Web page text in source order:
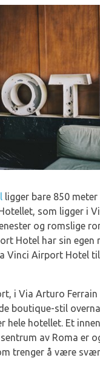
ligger bare 850
som ligger i
og romslige
Hotel har sin egen
Vinci Airport Hotel
i Via Arturo
boutique-stil
hotellet. Et
av Roma er
trenger å være